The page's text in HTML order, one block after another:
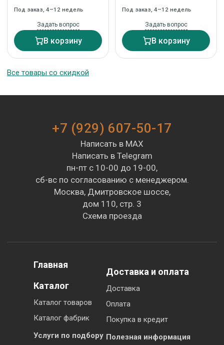
Под заказ, 4–12 недель
Задать вопрос
В корзину
Под заказ, 4–12 недель
Задать вопрос
В корзину
Все товары со скидкой
+7 (929) 607-50-17
Написать в MAX
Написать в Telegram
пн-пт с 10-00 до 19-00,
сб-вс по согласованию с менеджером.
Москва, Дмитровское шоссе,
дом 110, стр. 3
Схема проезда
Главная
Каталог
Каталог товаров
Каталог фабрик
Услуги по подбору
Доставка и оплата
Доставка
Оплата
Покупка в кредит
Полезная информация